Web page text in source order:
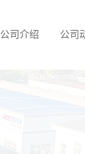
公司介绍 公司